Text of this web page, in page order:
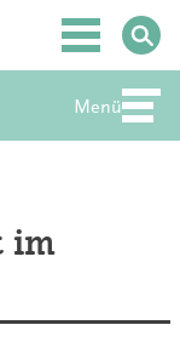
Hauptmenü
Menü
im